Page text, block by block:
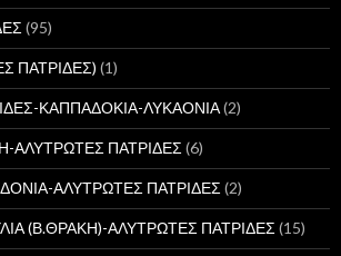
(95)
ΠΑΤΡΙΔΕΣ) (1)
ΚΑΠΠΑΔΟΚΙΑ-ΛΥΚΑΟΝΙΑ(2)
ΑΛΥΤΡΩΤΕΣ ΠΑΤΡΙΔΕΣ (6)
ΑΛΥΤΡΩΤΕΣ ΠΑΤΡΙΔΕΣ (2)
(Β.ΘΡΑΚΗ)-ΑΛΥΤΡΩΤΕΣ ΠΑΤΡΙΔΕΣ (15)